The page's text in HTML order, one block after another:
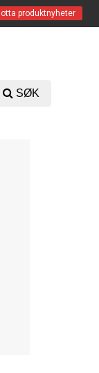
produktnyheter
SØK